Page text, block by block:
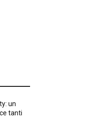
un
tanti